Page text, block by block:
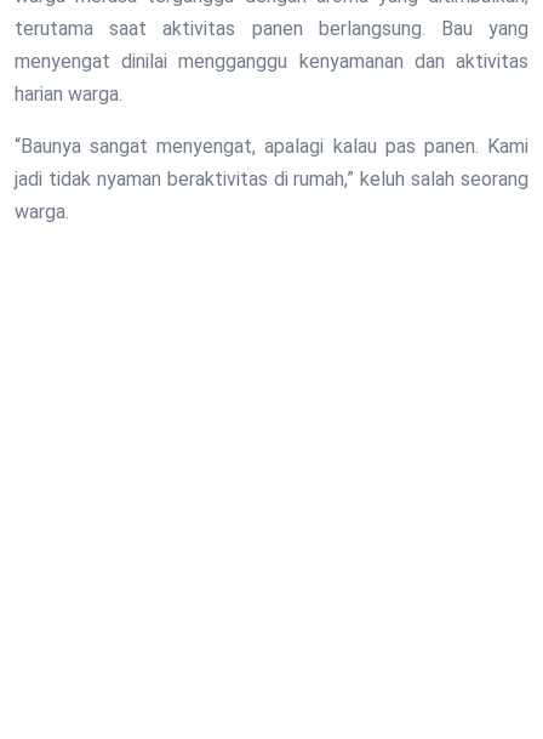
terutama saat aktivitas panen berlangsung. Bau yang
menyengat dinilai mengganggu kenyamanan dan aktivitas
harian warga.
“Baunya sangat menyengat, apalagi kalau pas panen. Kami
jadi tidak nyaman beraktivitas di rumah,” keluh salah seorang
warga.